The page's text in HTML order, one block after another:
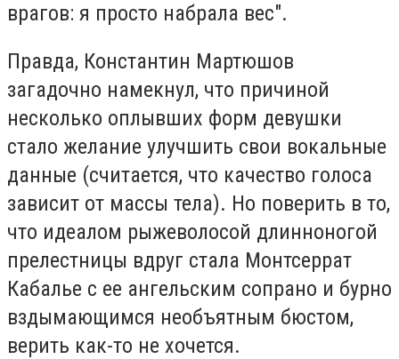
врагов: я просто набрала вес".
Правда, Константин Мартюшов
загадочно намекнул, что причиной
несколько оплывших форм девушки
стало желание улучшить свои вокальные
данные (считается, что качество голоса
зависит от массы тела). Но поверить в то,
что идеалом рыжеволосой длинноногой
прелестницы вдруг стала Монтсеррат
Кабалье с ее ангельским сопрано и бурно
вздымающимся необъятным бюстом,
верить как-то не хочется.